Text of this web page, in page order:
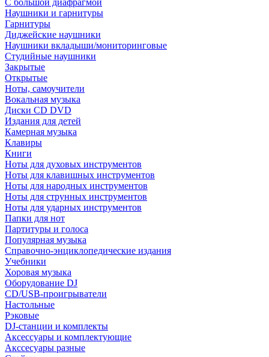
С большой диафрагмой
Наушники и гарнитуры
Гарнитуры
Диджейские наушники
Наушники вкладыши/мониторинговые
Студийные наушники
Закрытые
Открытые
Ноты, самоучители
Вокальная музыка
Диски CD DVD
Издания для детей
Камерная музыка
Клавиры
Книги
Ноты для духовых инструментов
Ноты для клавишных инструментов
Ноты для народных инструментов
Ноты для струнных инструментов
Ноты для ударных инструментов
Папки для нот
Партитуры и голоса
Популярная музыка
Справочно-энциклопедические издания
Учебники
Хоровая музыка
Оборудование DJ
CD/USB-проигрыватели
Настольные
Рэковые
DJ-станции и комплекты
Аксессуары и комплектующие
Акссесуары разные